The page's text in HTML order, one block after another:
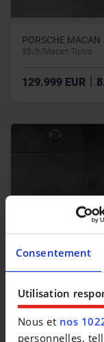
Consentement
Utilisation
Nous et nos
personnelles,
PORSCHE MACAN
$$/fr/Macan Turbo
129.999 EUR |
718 Boxster Style